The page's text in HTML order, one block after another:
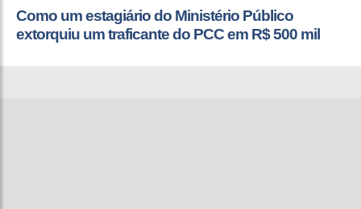
Como um estagiário do Ministério Público
extorquiu um traficante do PCC em R$ 500 mil